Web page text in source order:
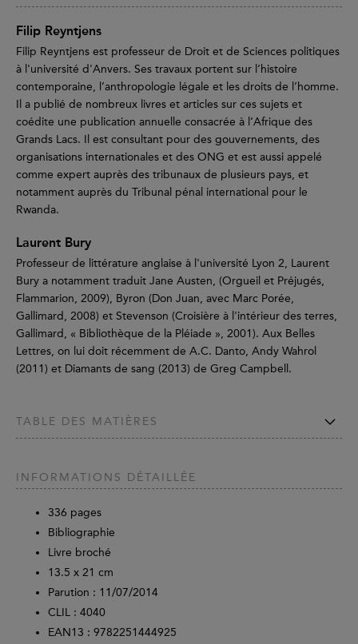
Filip Reyntjens
Filip Reyntjens est professeur de Droit et de Sciences politiques
à l'université d'Anvers. Ses travaux portent sur l’histoire
contemporaine, l’anthropologie légale et les droits de l’homme.
Il a publié de nombreux livres et articles sur ces sujets et
coédite une publication annuelle consacrée à l’Afrique des
Grands Lacs. Il est consultant pour des gouvernements, des
organisations internationales et des ONG et est aussi appelé
comme expert auprès des tribunaux de plusieurs pays, et
notamment auprès du Tribunal pénal international pour le
Rwanda.
Laurent Bury
Professeur de littérature anglaise à l'université Lyon 2, Laurent
Bury a notamment traduit Jane Austen, (Orgueil et Préjugés,
Flammarion, 2009), Byron (Don Juan, avec Marc Porée,
Gallimard, 2008) et Stevenson (Croisière à l'intérieur des terres,
Gallimard, « Bibliothèque de la Pléiade », 2001). Aux Belles
Lettres, on lui doit récemment de A.C. Danto, Andy Wahrol
(2011) et Diamants de sang (2013) de Greg Campbell.
TABLE DES MATIÈRES
INFORMATIONS DÉTAILLÉE
336 pages
Bibliographie
Livre broché
13.5 x 21 cm
Parution : 11/07/2014
CLIL : 4040
EAN13 : 9782251444925